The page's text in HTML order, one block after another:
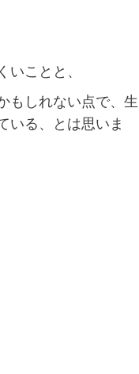
ことと、
もしれない点で、生
いる、とは思いま